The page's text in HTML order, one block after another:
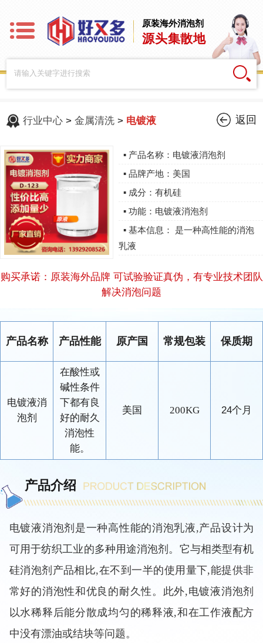
原装海外消泡剂
源头集散地
行业中心 >金属清洗 > 电镀液 返回
▪ 产品名称：电镀液消泡剂
▪ 品牌产地：美国
▪ 成分：有机硅
▪ 功能：电镀液消泡剂
▪ 基本信息： 是一种高性能的消泡
乳液
购买承诺：原装海外品牌 可试验验证真伪，有专业技术团队
解决消泡问题
产品名称 产品性能 原产国 常规包装 保质期
电镀液消
泡剂
在酸性或
碱性条件
下都有良
好的耐久
消泡性
能。
美国 200KG 24个月
产品介绍
电镀液消泡剂 是一种高性能的消泡乳液,产品设计为
可用于纺织工业的多种用途消泡剂。它与相类型有机
硅消泡剂产品相比,在不到一半的使用量下,能提供非
常好的消泡性和优良的耐久性。此外, 电镀液消泡剂
以水稀释后能分散成均匀的稀释液,和在工作液配方
中没有漂油或结块等问题。